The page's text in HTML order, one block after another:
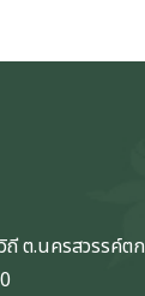
ถี ต.นครสวรรค์ตก